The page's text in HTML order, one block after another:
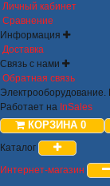
Личный кабинет
Сравнение
Информация
Доставка
Связь с нами
Обратная связь
Электрооборудование.
Работает на InSales
КОРЗИНА 0
Каталог
Интернет-магазин